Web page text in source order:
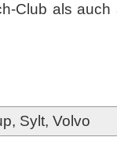
Club als
, Sylt, Volvo